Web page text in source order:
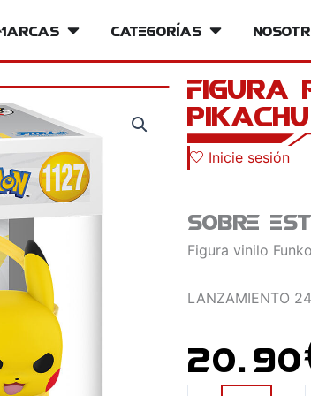
Open MarcasCategorías Open Categorías
Figura
Pikachu
Inicie sesión
Sobre
Figura vinilo
LANZAMIENTO
20.90